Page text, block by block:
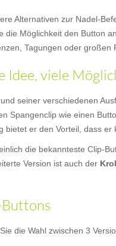
Alternativen zur Nadel-
die Möglichkeit den Button
Tagungen oder großen
Idee, viele
seiner verschiedenen
Spangenclip wie einen
bietet er den Vorteil, dass
die bekannteste Clip-
Version ist auch der
die Wahl zwischen 3